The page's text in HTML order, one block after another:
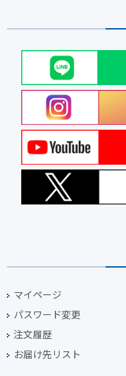
マイページ
パスワード変更
注文履歴
お届け先リスト